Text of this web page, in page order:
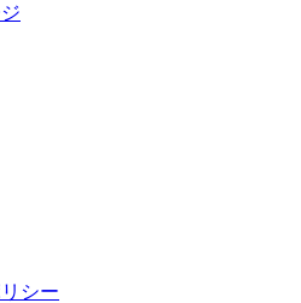
シー